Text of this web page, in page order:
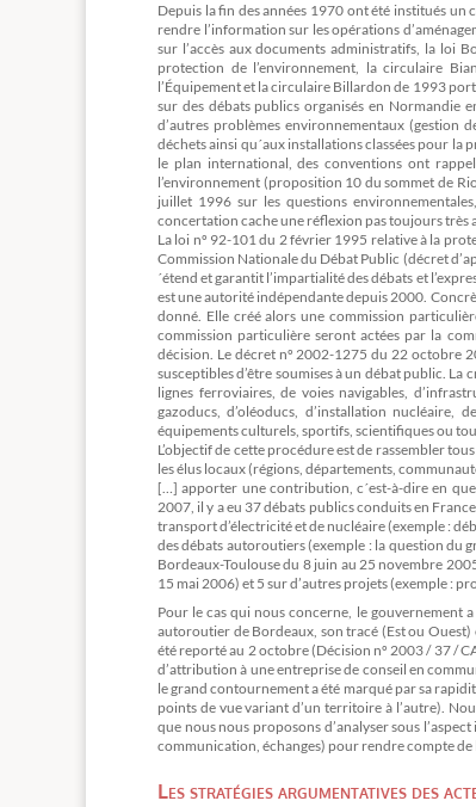
Depuis la fin des années 1970 ont été institués
rendre l’information sur les opérations
sur l’accès aux documents administratifs, la loi
protection de l’environnement, la circulaire
l’Équipement et la circulaire Billardon de 1993
sur des débats publics organisés en Normandie
d’autres problèmes environnementaux (gestion
déchets ainsi qu´aux installations classées pour
le plan international, des conventions ont
l’environnement (proposition 10 du sommet de
juillet 1996 sur les questions
concertation cache une réflexion pas toujours très
La loi nº 92-101 du 2 février 1995 relative à la
Commission Nationale du Débat Public (décret
´étend et garantit l’impartialité des débats et
est une autorité indépendante depuis 2000.
donné. Elle créé alors une commission
commission particulière seront actées par la
décision. Le décret nº 2002-1275 du 22 octobre
susceptibles d’être soumises à un débat public.
lignes ferroviaires, de voies navigables,
gazoducs, d’oléoducs, d’installation nucléaire,
équipements culturels, sportifs, scientifiques ou
L’objectif de cette procédure est de rassembler
les élus locaux (régions, départements,
[…] apporter une contribution, c´est-à-dire en
2007, il y a eu 37 débats publics conduits en
transport d’électricité et de nucléaire (exemple :
des débats autoroutiers (exemple : la question du
Bordeaux-Toulouse du 8 juin au 25 novembre
15 mai 2006) et 5 sur d’autres projets (exemple :
Pour le cas qui nous concerne, le gouvernement
autoroutier de Bordeaux, son tracé (Est ou Ouest)
été reporté au 2 octobre (Décision nº 2003 / 37 /
d’attribution à une entreprise de conseil en
le grand contournement a été marqué par sa
points de vue variant d’un territoire à l’autre).
que nous nous proposons d’analyser sous
communication, échanges) pour rendre compte
Les stratégies argumentatives des